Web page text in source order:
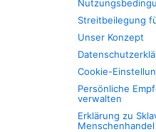
Streitbeilegung
Unser Konzept
Cookie-
Persönliche
verwalten
Erklärung zu
Menschenhandel